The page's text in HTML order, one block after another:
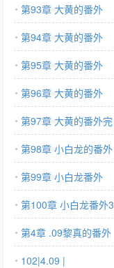
第93章 大黄的番外
第94章 大黄的番外
第95章 大黄的番外
第96章 大黄的番外
第97章 大黄的番外完
第98章 小白龙的番外
第99章 小白龙番外
第100章 小白龙番外3
第4章 .09黎真的番外
102|4.09 |